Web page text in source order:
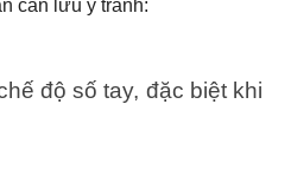
cần lưu ý tránh:
độ số tay, đặc biệt khi